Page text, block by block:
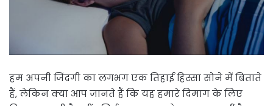
हम अपनी जिंदगी का लगभग एक तिहाई हिस्सा सोने में बिताते
हैं, लेकिन क्या आप जानते हैं कि यह हमारे दिमाग के लिए